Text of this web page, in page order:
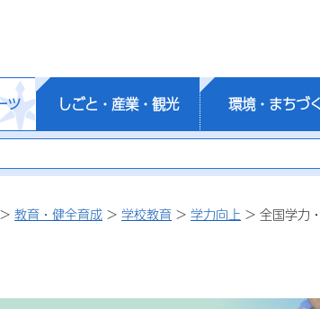
ツ しごと・産業・観光 環境・まちづ
> 教育・健全育成 > 学校教育 > 学力向上 > 全国学力